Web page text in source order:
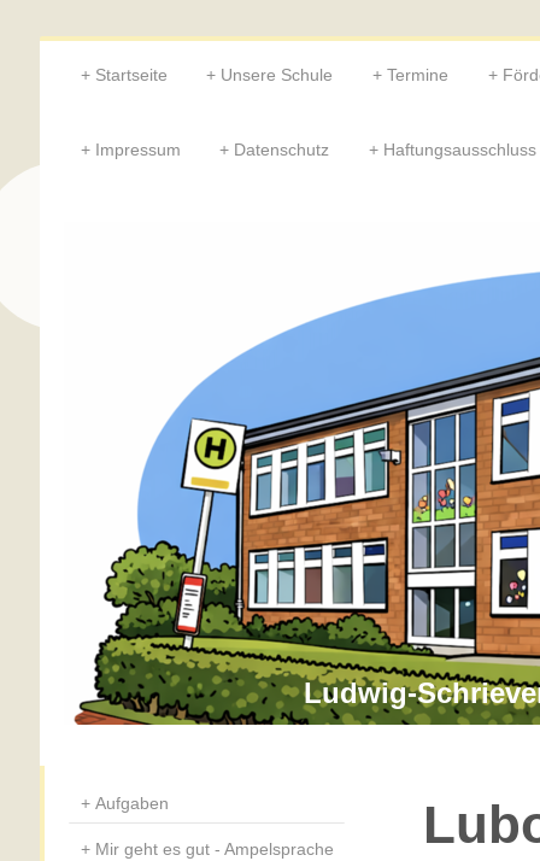
Startseite Unsere Schule Termine
Impressum Datenschutz Haftungsausschluss
Ludwig-
Aufgaben
Mir geht es gut - Ampelsprache